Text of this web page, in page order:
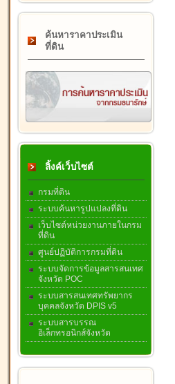
ค้นหาราคาประเมิน
ที่ดิน
ลิ้งค์เว็บไซต์
กรมที่ดิน
ระบบค้นหารูปแปลงที่ดิน
เว็บไซต์หน่วยงานภายในกรม
ที่ดิน
ศูนย์ปฏิบัติการกรมที่ดิน
ระบบจัดการข้อมูลสารสนเทศ
จังหวัด POC
ระบบสารสนเทศทรัพยากร
บุคคลจังหวัด DPIS v5
ระบบสารบรรณ
อิเล็กทรอนิกส์จังหวัด